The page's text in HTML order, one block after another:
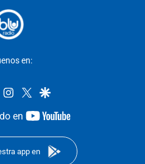
en:
facebookinstagram
twittergoogle
en
youtube-
app en